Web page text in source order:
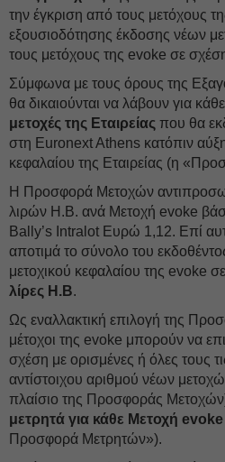
την έγκριση από τους μετόχους
εξουσιοδότησης έκδοσης νέων
τους μετόχους της evoke σε
Σύμφωνα με τους όρους της
θα δικαιούνται να λάβουν για
μετοχές της Εταιρείας που θα
στη Euronext Athens κατόπιν
κεφαλαίου της Εταιρείας (η
Η Προσφορά Μετοχών
λιρών Η.Β. ανά Μετοχή evoke
Bally’s Intralοt Ευρώ 1,12. Επί
αποτιμά το σύνολο του
μετοχικού κεφαλαίου της evoke
λίρες Η.Β.
Ως εναλλακτική επιλογή της
μέτοχοι της evoke μπορούν να
σχέση με ορισμένες ή όλες τους
αντίστοιχου αριθμού νέων
πλαίσιο της Προσφοράς
μετρητά για κάθε Μετοχή evoke
Προσφορά Μετρητών»).